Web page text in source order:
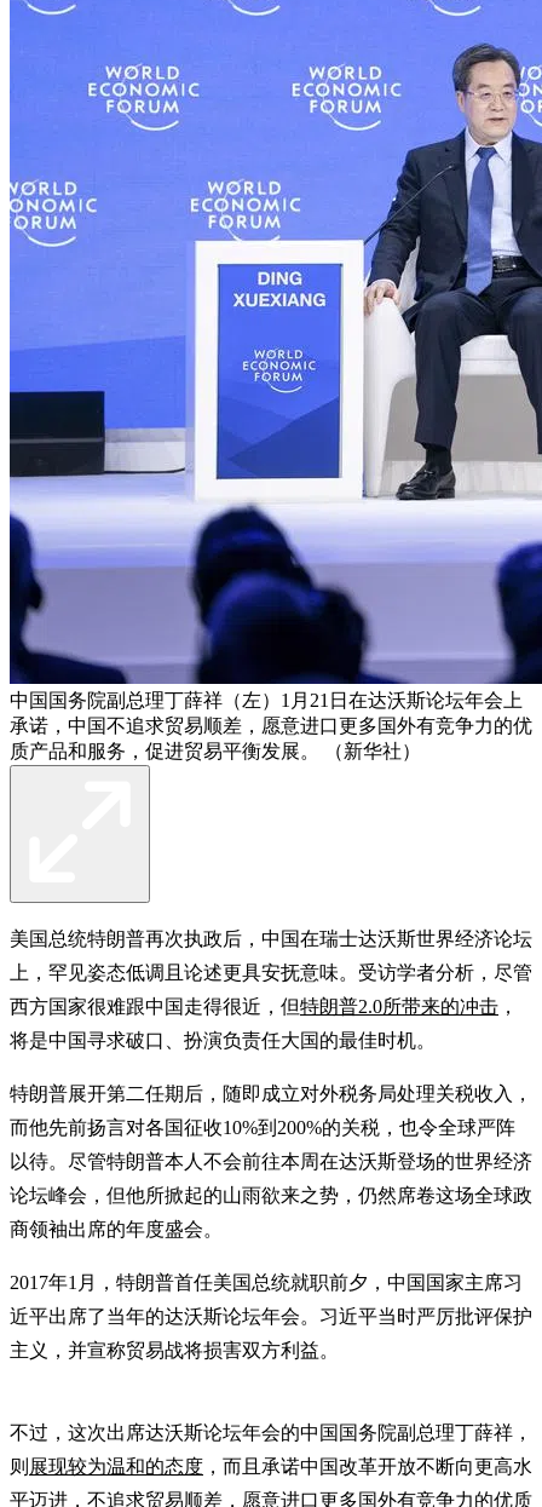
中国国务院副总理丁薛祥（左）1月21日在达沃斯论坛年会上
承诺，中国不追求贸易顺差，愿意进口更多国外有竞争力的优
质产品和服务，促进贸易平衡发展。 （新华社）
美国总统特朗普再次执政后，中国在瑞士达沃斯世界经济论坛
上，罕见姿态低调且论述更具安抚意味。受访学者分析，尽管
西方国家很难跟中国走得很近，但特朗普2.0所带来的冲击 ，
将是中国寻求破口、扮演负责任大国的最佳时机。
特朗普展开第二任期后，随即成立对外税务局处理关税收入，
而他先前扬言对各国征收10%到200%的关税，也令全球严阵
以待。尽管特朗普本人不会前往本周在达沃斯登场的世界经济
论坛峰会，但他所掀起的山雨欲来之势，仍然席卷这场全球政
商领袖出席的年度盛会。
2017年1月，特朗普首任美国总统就职前夕，中国国家主席习
近平出席了当年的达沃斯论坛年会。习近平当时严厉批评保护
主义，并宣称贸易战将损害双方利益。
不过，这次出席达沃斯论坛年会的中国国务院副总理丁薛祥，
则 展现较为温和的态度 ，而且承诺中国改革开放不断向更高水
平迈进，不追求贸易顺差，愿意进口更多国外有竞争力的优质